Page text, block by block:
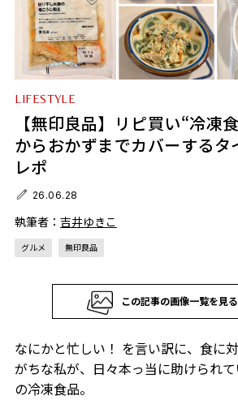
LIFESTYLE
【無印良品】リピ買い“冷凍
からおかずまでカバーするタ
レポ
26.06.28
執筆者： 吉井ゆきこ
グルメ 無印良品
この記事の画像一覧を見る
なにかと忙しい！ を言い訳に、食に
がちな私が、日々本っ当に助けられて
の冷凍食品。